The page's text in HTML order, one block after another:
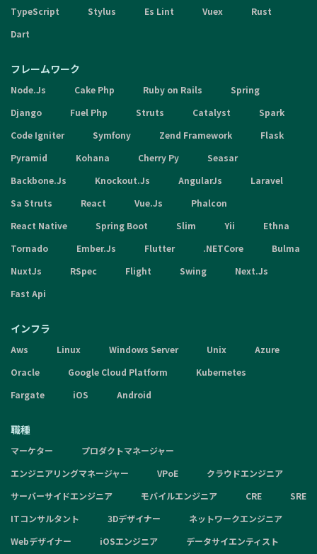
TypeScript
Stylus Es Lint Vuex
Rust
Dart
フレームワーク
Node.Js Cake Php Ruby on Rails
Spring
Django
Fuel Php Struts Catalyst
Spark
Code Igniter
Symfony Zend Framework
Flask
Pyramid
Kohana Cherry Py
Seasar
Backbone.Js
Knockout.Js AngularJs
Laravel
Sa Struts
React Vue.Js
Phalcon
React Native
Spring Boot Slim Yii
Ethna
Tornado
Ember.Js Flutter .NETCore
Bulma
NuxtJs
RSpec Flight Swing
Next.Js
Fast Api
インフラ
Aws Linux Windows Server Unix
Azure
Oracle
Google Cloud Platform
Kubernetes
Fargate
iOS Android
職種
マーケター
プロダクトマネージャー
エンジニアリングマネージャー
VPoE
クラウドエンジニア
サーバーサイドエンジニア
モバイルエンジニア CRE
SRE
ITコンサルタント
3Dデザイナー
ネットワークエンジニア
Webデザイナー
iOSエンジニア データサイエンティスト